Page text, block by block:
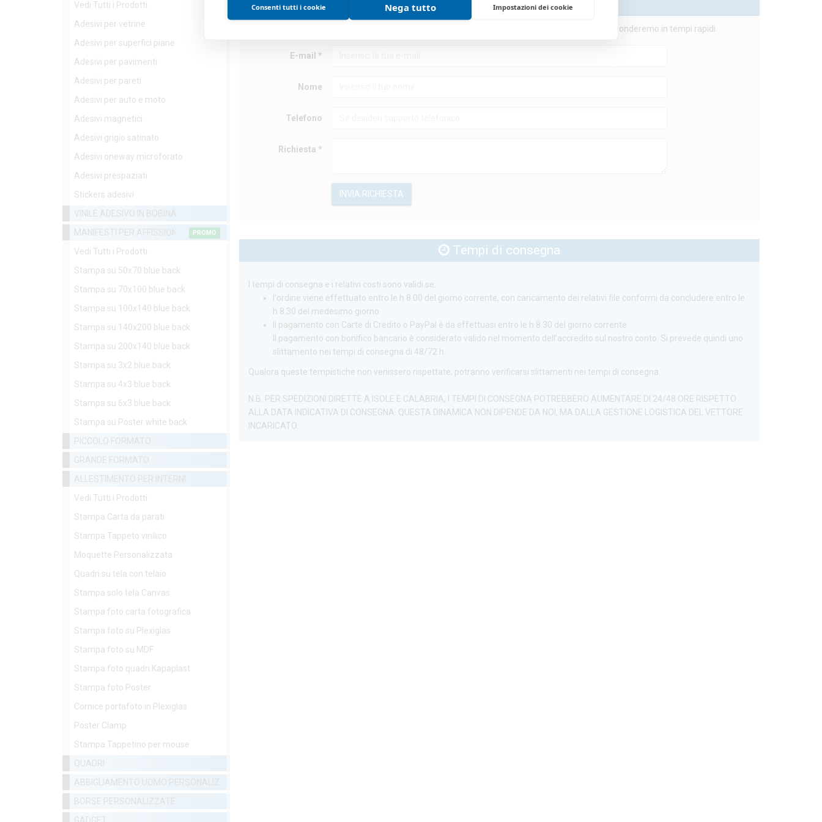
Consenti tutti i cookie Nega tutto Impostazioni dei cookie
Vedi Tutti i Prodotti
Adesivi per vetrine
Adesivi per superfici piane
Adesivi per pavimenti
Adesivi per pareti
Adesivi per auto e moto
Adesivi magnetici
Adesivi grigio satinato
Adesivi oneway microforato
Adesivi prespaziati
Stickers adesivi
VINILE ADESIVO IN BOBINA
MANIFESTI PER AFFISSIONE
PROMO
Vedi Tutti i Prodotti
Stampa su 50x70 blue back
Stampa su 70x100 blue back
Stampa su 100x140 blue back
Stampa su 140x200 blue back
Stampa su 200x140 blue back
Stampa su 3x2 blue back
Stampa su 4x3 blue back
Stampa su 6x3 blue back
Stampa su Poster white back
PICCOLO FORMATO
GRANDE FORMATO
ALLESTIMENTO PER INTERNI
Vedi Tutti i Prodotti
Stampa Carta da parati
Stampa Tappeto vinilico
Moquette Personalizzata
Quadri su tela con telaio
Stampa solo tela Canvas
Stampa foto carta fotografica
Stampa foto su Plexiglas
Stampa foto su MDF
Stampa foto quadri Kapaplast
Stampa foto Poster
Cornice portafoto in Plexiglas
Poster Clamp
Stampa Tappetino per mouse
QUADRI
ABBIGLIAMENTO UOMO PERSONALIZZATO
BORSE PERSONALIZZATE
GADGET
RICHIEDI INFORMAZIONI
Hai dei dubbi su come ordinare questo prodotto? Richiedi supporto al nostro Staff, ti risponderemo in tempi rapidi.
E-mail *
Nome
Telefono
Richiesta *
INVIA RICHIESTA
Tempi di consegna
I tempi di consegna e i relativi costi sono validi se:
l'ordine viene effettuato entro le h 8.00 del giorno corrente, con caricamento dei relativi file conformi da concludere entro le
h 8.30 del medesimo giorno.
Il pagamento con Carte di Credito o PayPal è da effettuasi entro le h 8.30 del giorno corrente.
Il pagamento con bonifico bancario è considerato valido nel momento dell’accredito sul nostro conto. Si prevede quindi uno
slittamento nei tempi di consegna di 48/72 h.
Qualora queste tempistiche non venissero rispettate, potranno verificarsi slittamenti nei tempi di consegna.
N.B. PER SPEDIZIONI DIRETTE A ISOLE E CALABRIA, I TEMPI DI CONSEGNA POTREBBERO AUMENTARE DI 24/48 ORE RISPETTO
ALLA DATA INDICATIVA DI CONSEGNA. QUESTA DINAMICA NON DIPENDE DA NOI, MA DALLA GESTIONE LOGISTICA DEL VETTORE
INCARICATO.